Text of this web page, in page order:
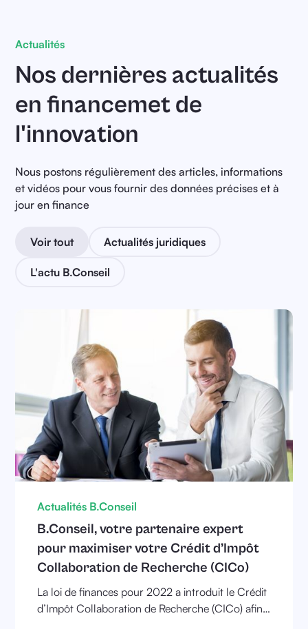
Actualités
Nos dernières actualités
en financemet de
l'innovation
Nous postons régulièrement des articles, informations
et vidéos pour vous fournir des données précises et à
jour en finance
Voir tout Actualités juridiques
L'actu B.Conseil
Actualités B.Conseil
B.Conseil, votre partenaire expert
pour maximiser votre Crédit d’Impôt
Collaboration de Recherche (CICo)
La loi de finances pour 2022 a introduit le Crédit
d’Impôt Collaboration de Recherche (CICo) afin